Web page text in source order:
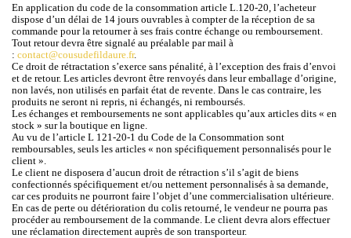
En application du code de la consommation article L.120-20, l’acheteur
dispose d’un délai de 14 jours ouvrables à compter de la réception de sa
commande pour la retourner à ses frais contre échange ou remboursement.
Tout retour devra être signalé au préalable par mail à
: contact@cousudefildaure.fr.
Ce droit de rétractation s’exerce sans pénalité, à l’exception des frais d’envoi
et de retour. Les articles devront être renvoyés dans leur emballage d’origine,
non lavés, non utilisés en parfait état de revente. Dans le cas contraire, les
produits ne seront ni repris, ni échangés, ni remboursés.
Les échanges et remboursements ne sont applicables qu’aux articles dits « en
stock » sur la boutique en ligne.
Au vu de l’article L 121-20-1 du Code de la Consommation sont
remboursables, seuls les articles « non spécifiquement personnalisés pour le
client ».
Le client ne disposera d’aucun droit de rétraction s’il s’agit de biens
confectionnés spécifiquement et/ou nettement personnalisés à sa demande,
car ces produits ne pourront faire l’objet d’une commercialisation ultérieure.
En cas de perte ou détérioration du colis retourné, le vendeur ne pourra pas
procéder au remboursement de la commande. Le client devra alors effectuer
une réclamation directement auprès de son transporteur.